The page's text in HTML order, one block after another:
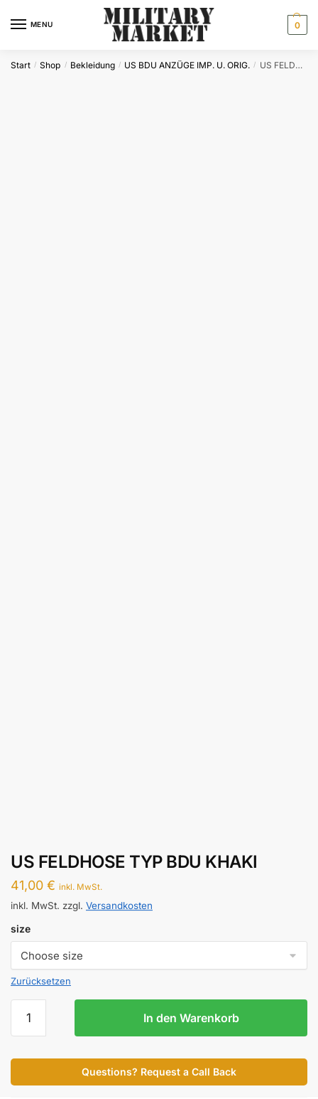
MENU 0
Start / Shop / Bekleidung / US BDU ANZÜGE IMP. U. ORIG. / US FELDHOSE TYP BDU KHAKI
US FELDHOSE TYP BDU KHAKI
41,00 € inkl. MwSt.
inkl. MwSt. zzgl. Versandkosten
size
Zurücksetzen
FELDHOSE
BDU
In den Warenkorb
Questions? Request a Call Back